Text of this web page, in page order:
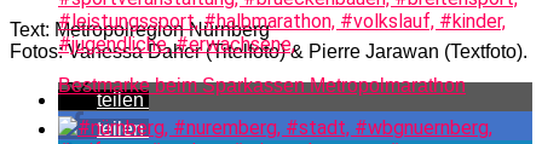
Text: Metropolregion Nürnberg
Fotos: Vanessa Daher (Titelfoto) & Pierre Jarawan (Textfoto).
teilen
teilen
Bestmarke beim Sparkassen Metropolmarathon